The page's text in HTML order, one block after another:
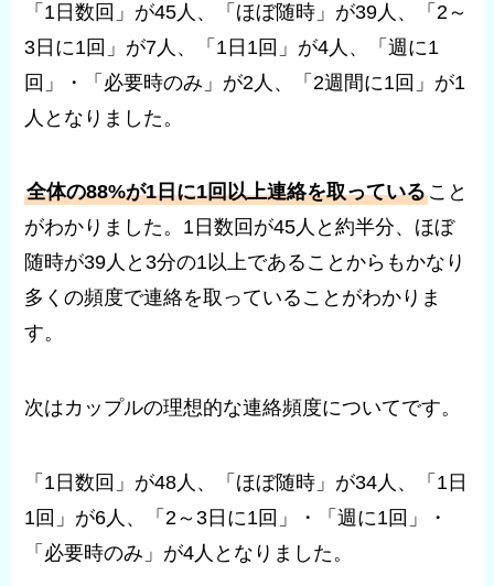
「1日数回」が45人、「ほぼ随時」が39人、「2～
3日に1回」が7人、「1日1回」が4人、「週に1
回」・「必要時のみ」が2人、「2週間に1回」が1
人となりました。
全体の88%が1日に1回以上連絡を取っていること
がわかりました。1日数回が45人と約半分、ほぼ
随時が39人と3分の1以上であることからもかなり
多くの頻度で連絡を取っていることがわかりま
す。
次はカップルの理想的な連絡頻度についてです。
「1日数回」が48人、「ほぼ随時」が34人、「1日
1回」が6人、「2～3日に1回」・「週に1回」・
「必要時のみ」が4人となりました。